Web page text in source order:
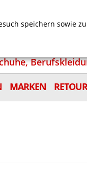
MARKEN
speichern sowie zu